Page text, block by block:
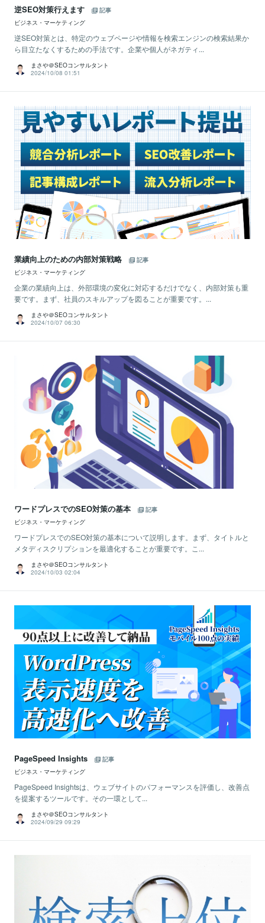
逆SEO対策行えます
記事
ビジネス・マーケティング
逆SEO対策とは、特定のウェブページや情報を検索エンジンの検索結果か
ら目立たなくするための手法です。企業や個人がネガティ...
まさや＠SEOコンサルタント
2024/10/08 01:51
業績向上のための内部対策戦略
記事
ビジネス・マーケティング
企業の業績向上は、外部環境の変化に対応するだけでなく、内部対策も重
要です。まず、社員のスキルアップを図ることが重要です。...
まさや＠SEOコンサルタント
2024/10/07 06:30
ワードプレスでのSEO対策の基本
記事
ビジネス・マーケティング
ワードプレスでのSEO対策の基本について説明します。まず、タイトルと
メタディスクリプションを最適化することが重要です。こ...
まさや＠SEOコンサルタント
2024/10/03 02:04
PageSpeed Insights
記事
ビジネス・マーケティング
PageSpeed Insightsは、ウェブサイトのパフォーマンスを評価し、改善点
を提案するツールです。その一環として...
まさや＠SEOコンサルタント
2024/09/29 09:29